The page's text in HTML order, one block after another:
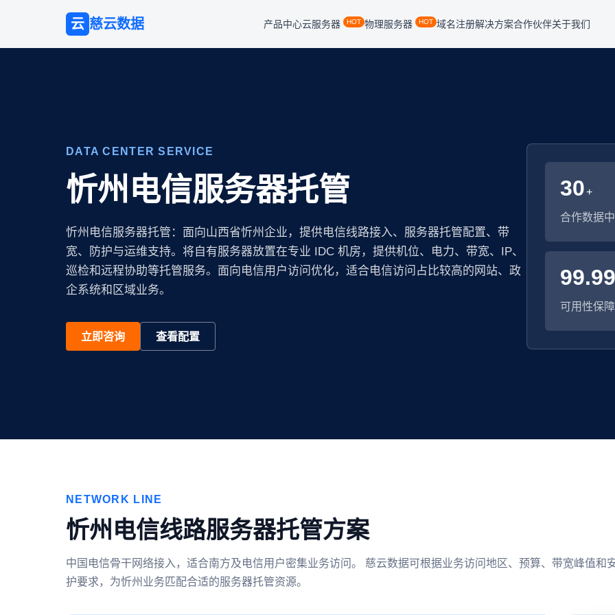
云 慈云数据 产品中心云服务器 HOT 物理服务器 HOT 域名注册解决方案合作伙伴关于我们
DATA CENTER SERVICE
忻州电信服务器托管
忻州电信服务器托管：面向山西省忻州企业，提供电信线路接入、服务器托管配置、带
宽、防护与运维支持。将自有服务器放置在专业 IDC 机房，提供机位、电力、带宽、IP、
巡检和远程协助等托管服务。面向电信用户访问优化，适合电信访问占比较高的网站、政
企系统和区域业务。
立即咨询 查看配置
30+
合作数据
99.99
可用性保障
NETWORK LINE
忻州电信线路服务器托管方案
中国电信骨干网络接入，适合南方及电信用户密集业务访问。 慈云数据可根据业务访问地区、预算、带宽峰值和
护要求，为忻州业务匹配合适的服务器托管资源。